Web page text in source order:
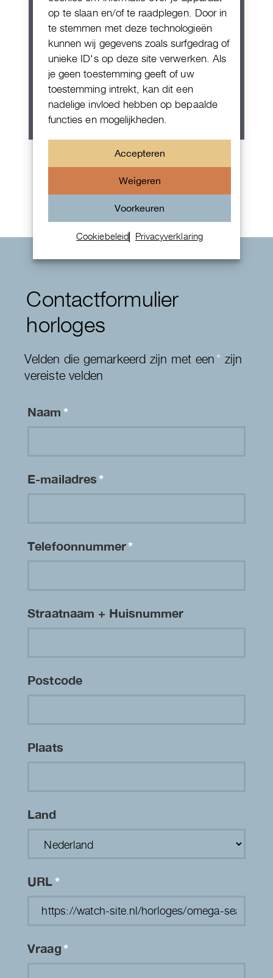
op te slaan en/of te raadplegen. Door in
te stemmen met deze technologieën
kunnen wij gegevens zoals surfgedrag of
unieke ID's op deze site verwerken. Als
je geen toestemming geeft of uw
toestemming intrekt, kan dit een
nadelige invloed hebben op bepaalde
functies en mogelijkheden.
Accepteren
Weigeren
Voorkeuren
Cookiebeleid Privacyverklaring
Patek Philippe Annual Calendar
Chornograaf
Contactformulier
horloges
Velden die gemarkeerd zijn met een* zijn
vereiste velden
Naam*
E-mailadres*
Telefoonnummer*
Straatnaam + Huisnummer
Postcode
Plaats
Land
URL*
Vraag*